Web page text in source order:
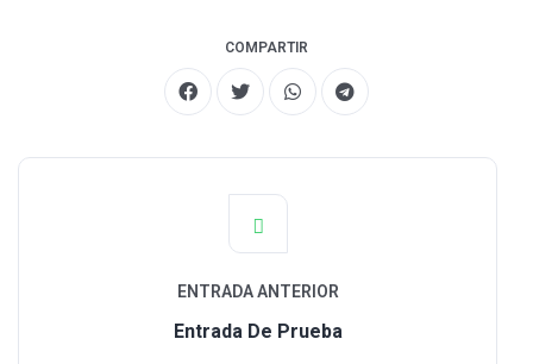
COMPARTIR
ENTRADA ANTERIOR
Entrada De Prueba